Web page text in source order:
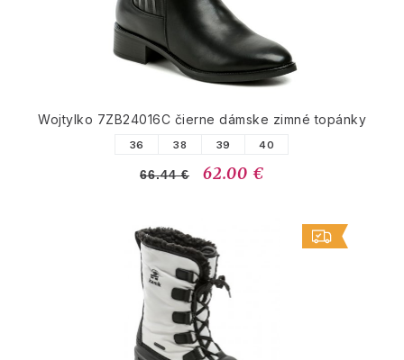
Wojtylko 7ZB24016C čierne dámske zimné topánky
36 38 39 40
66.44 € 62.00 €